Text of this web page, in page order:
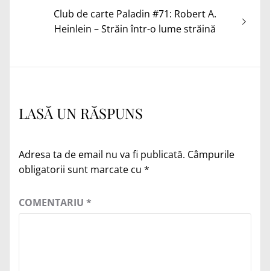
Articolul
următor:
Club de carte Paladin #71: Robert A.
Heinlein – Străin într-o lume străină
LASĂ UN RĂSPUNS
Adresa ta de email nu va fi publicată. Câmpurile
obligatorii sunt marcate cu *
COMENTARIU *